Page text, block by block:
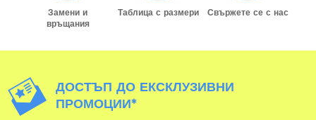
Замени и
връщания
Таблица с размери Свържете се с нас
ДОСТЪП ДО ЕКСКЛУЗИВНИ
ПРОМОЦИИ*